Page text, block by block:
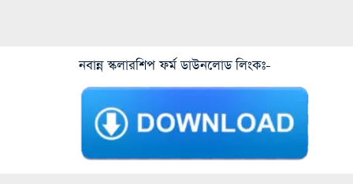
নবান্ন স্কলারশিপ ফর্ম ডাউনলোড লিংকঃ-